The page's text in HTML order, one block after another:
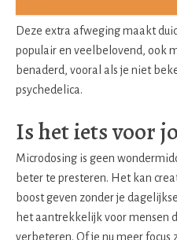
Deze extra afweging maakt
populair en veelbelovend, ook
benaderd, vooral als je niet
psychedelica.
Is het iets voor
Microdosing is geen
beter te presteren. Het kan
boost geven zonder je
het aantrekkelijk voor mensen
verbeteren. Of je nu meer